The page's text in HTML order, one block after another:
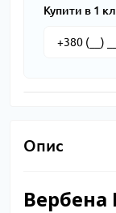
Купити в 1
Опис
Вербена